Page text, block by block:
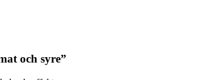
och syre”